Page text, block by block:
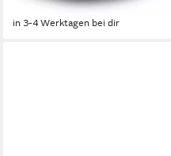
in 3-4 Werktagen bei dir